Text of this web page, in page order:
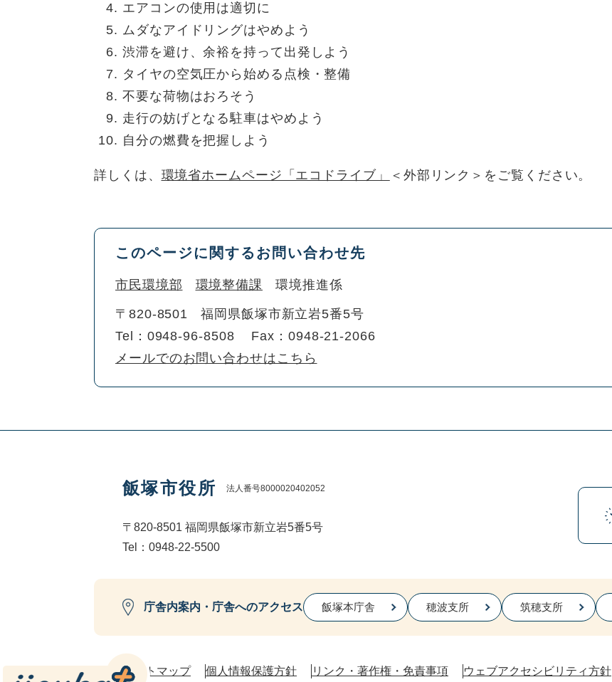
エアコンの使用は適切に
ムダなアイドリングはやめよう
渋滞を避け、余裕を持って出発しよう
タイヤの空気圧から始める点検・整備
不要な荷物はおろそう
走行の妨げとなる駐車はやめよう
自分の燃費を把握しよう
詳しくは、 環境省ホームページ「エコドライブ」 ＜外部リンク＞ をご覧ください。
このページに関するお問い合わせ先
市民環境部 環境整備課 環境推進係
〒820-8501
福岡県飯塚市新立岩5番5号
Tel：0948-96-8508
Fax：0948-21-2066
メールでのお問い合わせはこちら
飯塚市役所 法人番号8000020402052
〒820-8501 福岡県飯塚市新立岩5番5号
Tel：0948-22-5500
庁舎内案内・庁舎へのアクセス 飯塚本庁舎 穂波支所 筑穂支所
サイトマップ 個人情報保護方針 リンク・著作権・免責事項 ウェブアクセシビリティ方針